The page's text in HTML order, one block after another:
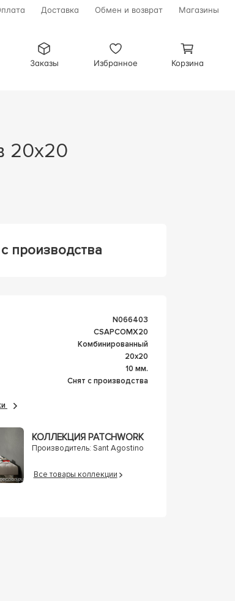
Доставка Обмен и возврат Магазины
Заказы Избранное Корзина
производства
n066403
CSAPCOMX20
Комбинированный
20x20
10 мм.
Снят с производства
КОЛЛЕКЦИЯ PATCHWORK
Производитель: Sant Agostino
Все товары коллекции